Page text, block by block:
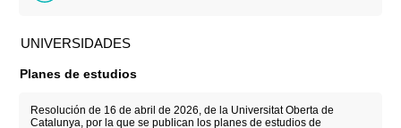
UNIVERSIDADES
Planes de estudios
Resolución de 16 de abril de 2026, de la Universitat Oberta de
Catalunya, por la que se publican los planes de estudios de